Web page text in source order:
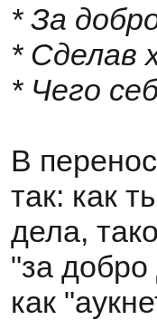
* За
* Сделав
* Чего
В
так: как
дела,
"за
как